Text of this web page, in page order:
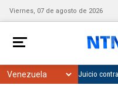
Viernes, 07 de agosto de 2026
Juicio